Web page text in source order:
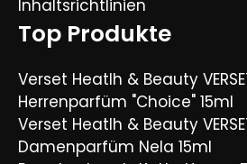
Inhaltsrichtlinien
Top Produkte
Verset Heatlh & Beauty
Herrenparfüm "Choice" 15ml
Verset Heatlh & Beauty
Damenparfüm Nela 15ml